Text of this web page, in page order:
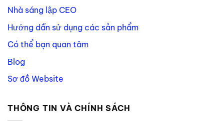
Nhà sáng lập CEO
Hướng dẫn sử dụng các sản phẩm
Có thể bạn quan tâm
Blog
Sơ đồ Website
THÔNG TIN VÀ CHÍNH SÁCH